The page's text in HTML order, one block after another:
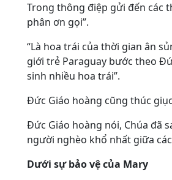
Trong thông điệp gửi đến các
phân ơn gọi”.
“Là hoa trái của thời gian ân
giới trẻ Paraguay bước theo
sinh nhiều hoa trái”.
Đức Giáo hoàng cũng thúc
Đức Giáo hoàng nói, Chúa đã
người nghèo khổ nhất giữa
Dưới sự bảo vệ của Mary